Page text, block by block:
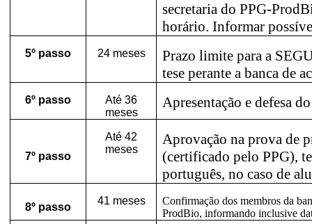
secretaria do PPG-
horário. Informar
5º passo 24 meses
Prazo limite para a
tese perante a banca de
6º passo
Até 36
meses
Apresentação e defesa
7º passo
Até 42
meses
Aprovação na prova de
(certificado pelo PPG),
português, no caso de
8º passo
41 meses
Confirmação dos membros da
ProdBio, informando inclusive